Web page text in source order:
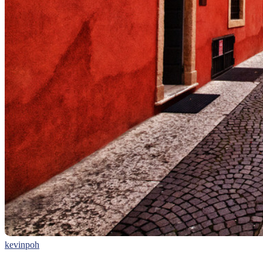
kevinpoh